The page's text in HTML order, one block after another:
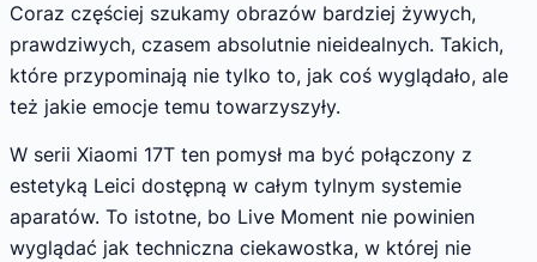
Coraz częściej szukamy obrazów bardziej żywych,
prawdziwych, czasem absolutnie nieidealnych. Takich,
które przypominają nie tylko to, jak coś wyglądało, ale
też jakie emocje temu towarzyszyły.
W serii Xiaomi 17T ten pomysł ma być połączony z
estetyką Leici dostępną w całym tylnym systemie
aparatów. To istotne, bo Live Moment nie powinien
wyglądać jak techniczna ciekawostka, w której nie